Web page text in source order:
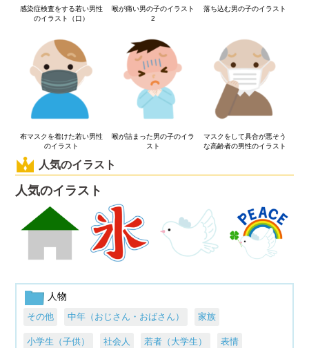
感染症検査をする若い男性
のイラスト（口）
喉が痛い男の子のイラスト
2
落ち込む男の子のイラスト
布マスクを着けた若い男性
のイラスト
喉が詰まった男の子のイラ
スト
マスクをして具合が悪そう
な高齢者の男性のイラスト
人気のイラスト
人気のイラスト
人物
その他 中年（おじさん・おばさん） 家族
小学生（子供） 社会人 若者（大学生） 表情